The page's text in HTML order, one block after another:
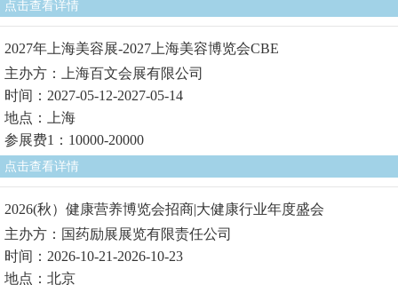
点击查看详情
2027年上海美容展-2027上海美容博览会CBE
主办方：上海百文会展有限公司
时间：2027-05-12-2027-05-14
地点：上海
参展费1：10000-20000
点击查看详情
2026(秋）健康营养博览会招商|大健康行业年度盛会
主办方：国药励展展览有限责任公司
时间：2026-10-21-2026-10-23
地点：北京